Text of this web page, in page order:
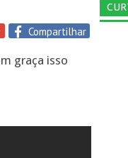
Compartilhar
graça isso